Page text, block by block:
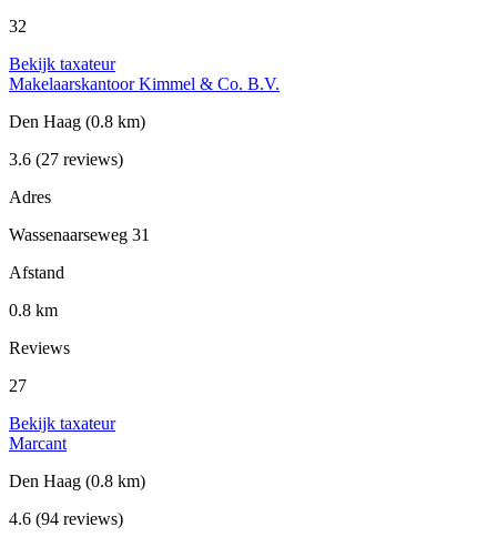
32
Bekijk taxateur
Makelaarskantoor Kimmel & Co. B.V.
Den Haag (0.8 km)
3.6 (27 reviews)
Adres
Wassenaarseweg 31
Afstand
0.8 km
Reviews
27
Bekijk taxateur
Marcant
Den Haag (0.8 km)
4.6 (94 reviews)